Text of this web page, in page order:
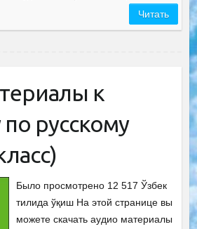
Читать
к
русскому
Было просмотрено 12 517 Ўзбек
тилида ўқиш На этой странице вы
можете скачать аудио материалы